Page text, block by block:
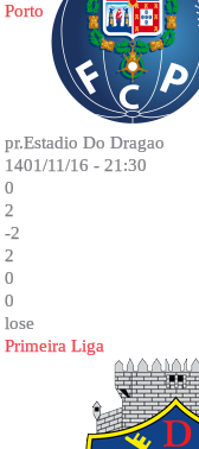
Porto
pr.Estadio Do Dragao
1401/11/16 - 21:30
0
2
-2
2
0
0
lose
Primeira Liga